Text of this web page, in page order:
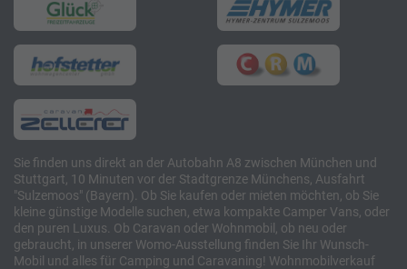
Sie finden uns direkt an der Autobahn A8 zwischen München und
Stuttgart, 10 Minuten vor der Stadtgrenze Münchens, Ausfahrt
"Sulzemoos" (Bayern). Ob Sie kaufen oder mieten möchten, ob Sie
kleine günstige Modelle suchen, etwa kompakte Camper Vans, oder
den puren Luxus. Ob Caravan oder Wohnmobil, ob neu oder
gebraucht, in unserer Womo-Ausstellung finden Sie Ihr Wunsch-
Mobil und alles für Camping und Caravaning! Wohnmobilverkauf